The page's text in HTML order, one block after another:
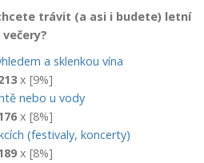
trávit (a asi i budete) letní
večery?
a sklenkou vína
x [9%]
nebo u vody
x [8%]
(festivaly, koncerty)
x [8%]